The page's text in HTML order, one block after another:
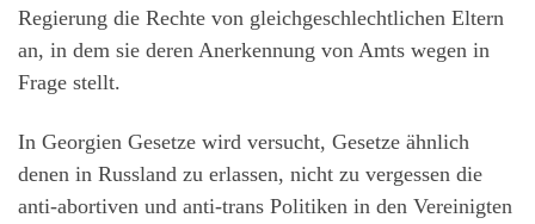
Regierung die Rechte von gleichgeschlechtlichen Eltern
an, in dem sie deren Anerkennung von Amts wegen in
Frage stellt.
In Georgien Gesetze wird versucht, Gesetze ähnlich
denen in Russland zu erlassen, nicht zu vergessen die
anti-abortiven und anti-trans Politiken in den Vereinigten